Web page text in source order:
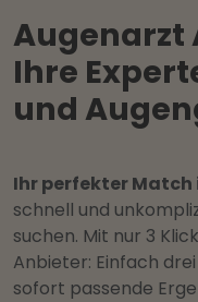
Augenarzt
Ihre
und
Ihr perfekter Match
schnell und
suchen. Mit nur 3
Anbieter: Einfach
sofort passende